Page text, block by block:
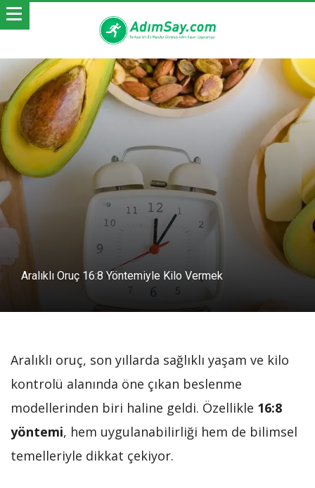
Aralıklı Oruç 16:8 Yöntemiyle Kilo Vermek
Aralıklı oruç, son yıllarda sağlıklı yaşam ve kilo
kontrolü alanında öne çıkan beslenme
modellerinden biri haline geldi. Özellikle 16:8
yöntemi, hem uygulanabilirliği hem de bilimsel
temelleriyle dikkat çekiyor.